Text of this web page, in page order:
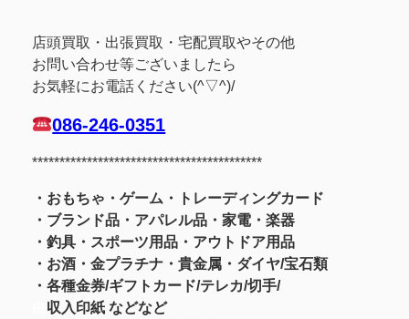
店頭買取・出張買取・宅配買取やその他
お問い合わせ等ございましたら
お気軽にお電話ください(^▽^)/
086-246-0351
******************************************
・おもちゃ・ゲーム・トレーディングカード
・ブランド品・アパレル品・家電・楽器
・釣具・スポーツ用品・アウトドア用品
・お酒・金プラチナ・貴金属・ ダイヤ/宝石類
・各種金券/ギフトカード/テレカ/切手/
収入印紙 などなど